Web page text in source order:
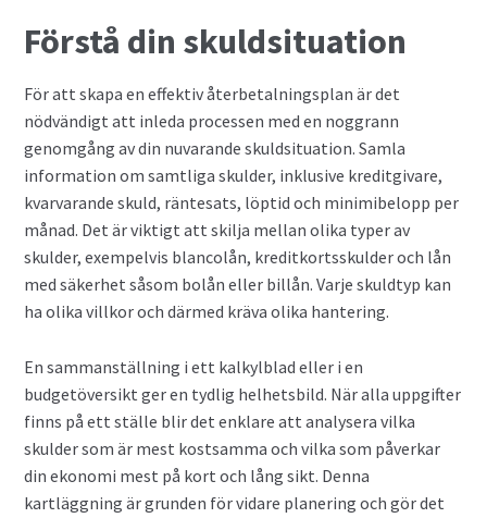
Valutahandel
Förstå din skuldsituation
För att skapa en effektiv återbetalningsplan är det
nödvändigt att inleda processen med en noggrann
genomgång av din nuvarande skuldsituation. Samla
information om samtliga skulder, inklusive kreditgivare,
kvarvarande skuld, räntesats, löptid och minimibelopp per
månad. Det är viktigt att skilja mellan olika typer av
skulder, exempelvis blancolån, kreditkortsskulder och lån
med säkerhet såsom bolån eller billån. Varje skuldtyp kan
ha olika villkor och därmed kräva olika hantering.
En sammanställning i ett kalkylblad eller i en
budgetöversikt ger en tydlig helhetsbild. När alla uppgifter
finns på ett ställe blir det enklare att analysera vilka
skulder som är mest kostsamma och vilka som påverkar
din ekonomi mest på kort och lång sikt. Denna
kartläggning är grunden för vidare planering och gör det